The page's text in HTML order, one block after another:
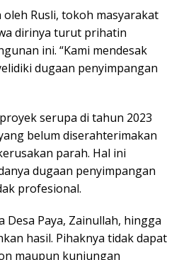
oleh Rusli, tokoh masyarakat
dirinya turut prihatin
ini. “Kami mendesak
dugaan penyimpangan
serupa di tahun 2023
belum diserahterimakan
parah. Hal ini
dugaan penyimpangan
profesional.
Desa Paya, Zainullah, hingga
hasil. Pihaknya tidak dapat
maupun kunjungan